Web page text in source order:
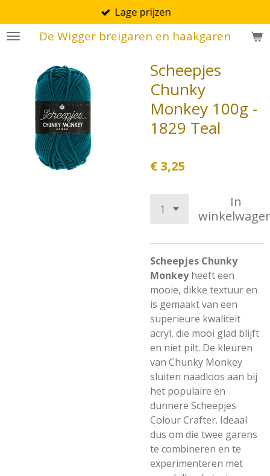
direct
naar
hoofdinhoud
De Wigger breigaren en haakgaren
Lage prijzen
Scheepjes
Chunky
Monkey 100g -
1829 Teal
€ 3,25
In
Scheepjes Chunky
Monkeyheeft een
mooie, dikke textuur en
is gemaakt van een
superieure kwaliteit
acryl, die mooi glad blijft
en niet pilt. De kleuren
van Chunky Monkey
sluiten naadloos aan bij
het populaire en
dunnere Scheepjes
Colour Crafter. Ideaal
dus om die twee garens
te combineren en te
experimenteren met